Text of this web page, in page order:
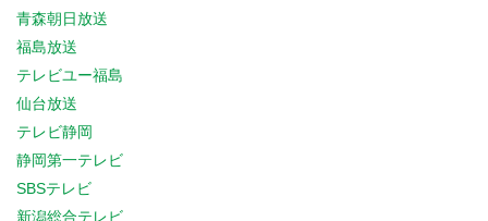
青森朝日放送
福島放送
テレビユー福島
仙台放送
テレビ静岡
静岡第一テレビ
SBSテレビ
新潟総合テレビ